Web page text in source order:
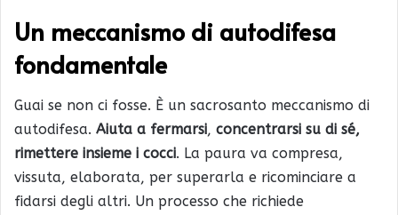
Un meccanismo di autodifesa
fondamentale
Guai se non ci fosse. È un sacrosanto meccanismo di
autodifesa. Aiuta a fermarsi, concentrarsi su di sé,
rimettere insieme i cocci. La paura va compresa,
vissuta, elaborata, per superarla e ricominciare a
fidarsi degli altri. Un processo che richiede